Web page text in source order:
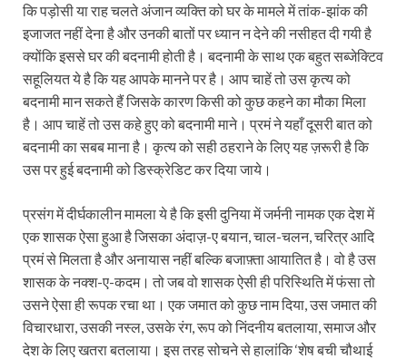
कि पड़ोसी या राह चलते अंजान व्यक्ति को घर के मामले में तांक-झांक की
इजाजत नहीं देना है और उनकी बातों पर ध्यान न देने की नसीहत दी गयी है
क्योंकि इससे घर की बदनामी होती है। बदनामी के साथ एक बहुत सब्‍जेक्टिव
सहूलियत ये है कि यह आपके मानने पर है। आप चाहें तो उस कृत्य को
बदनामी मान सकते हैं जिसके कारण किसी को कुछ कहने का मौका मिला
है। आप चाहें तो उस कहे हुए को बदनामी माने। प्रमं ने यहाँ दूसरी बात को
बदनामी का सबब माना है। कृत्य को सही ठहराने के लिए यह ज़रूरी है कि
उस पर हुई बदनामी को डिस्क्रेडिट कर दिया जाये।
प्रसंग में दीर्घकालीन मामला ये है कि इसी दुनिया में जर्मनी नामक एक देश में
एक शासक ऐसा हुआ है जिसका अंदाज़-ए बयान, चाल-चलन, चरित्र आदि
प्रमं से मिलता है और अनायास नहीं बल्कि बजाफ़्ता आयातित है। वो है उस
शासक के नक्श-ए-कदम। तो जब वो शासक ऐसी ही परिस्थिति में फंसा तो
उसने ऐसा ही रूपक रचा था। एक जमात को कुछ नाम दिया, उस जमात की
विचारधारा, उसकी नस्ल, उसके रंग, रूप को निंदनीय बतलाया, समाज और
देश के लिए खतरा बतलाया। इस तरह सोचने से हालांकि ‘शेष बची चौथाई